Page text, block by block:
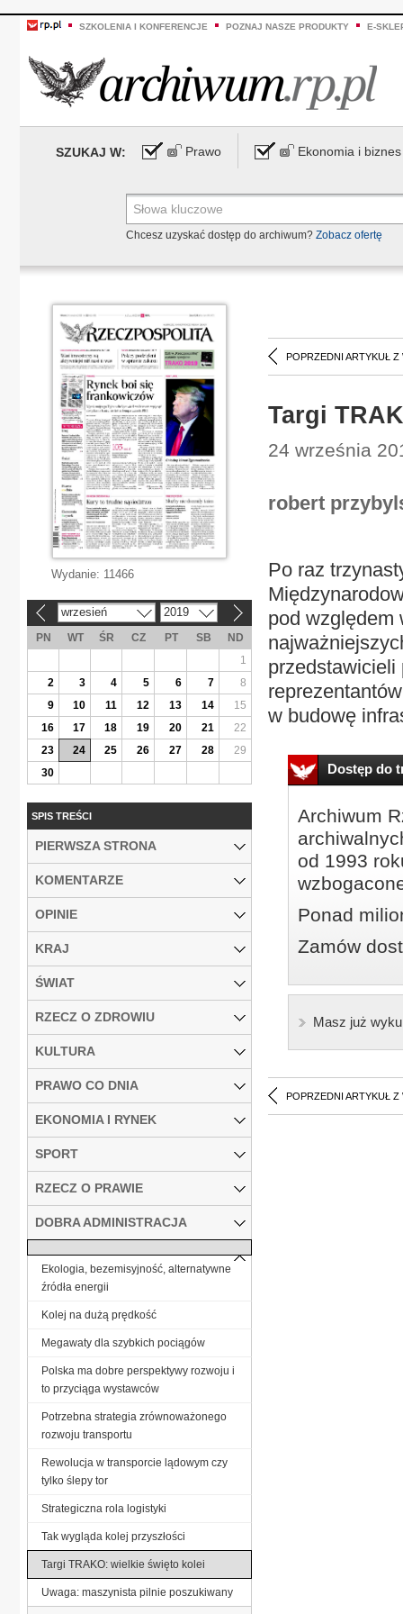
SZKOLENIA I KONFERENCJE POZNAJ NASZE PRODUKTY E-
SZUKAJ W: Prawo Ekonomia i biznes
Chcesz uzyskać dostęp do archiwum? Zobacz ofertę
POPRZEDNI ARTYKUŁ Z
Targi
24 września
robert
Po raz
pod względem
przedstawicieli
w budowę
Dostęp do
Archiwum
od 1993
Ponad
Zamów
Masz już
POPRZEDNI ARTYKUŁ Z
Wydanie: 11466
wrzesień 2019
PN WT ŚR CZ PT SB
ND
1
2
3 4 5 6 7
8
9
10 11 12 13 14
15
16
17 18 19 20 21
22
23
24 25 26 27 28
29
30
SPIS TREŚCI
PIERWSZA STRONA
KOMENTARZE
OPINIE
KRAJ
ŚWIAT
RZECZ O ZDROWIU
KULTURA
PRAWO CO DNIA
EKONOMIA I RYNEK
SPORT
RZECZ O PRAWIE
DOBRA ADMINISTRACJA
Ekologia, bezemisyjność, alternatywne
źródła energii
Kolej na dużą prędkość
Megawaty dla szybkich pociągów
Polska ma dobre perspektywy rozwoju i
to przyciąga wystawców
Potrzebna strategia zrównoważonego
rozwoju transportu
Rewolucja w transporcie lądowym czy
tylko ślepy tor
Strategiczna rola logistyki
Tak wygląda kolej przyszłości
Targi TRAKO: wielkie święto kolei
Uwaga: maszynista pilnie poszukiwany